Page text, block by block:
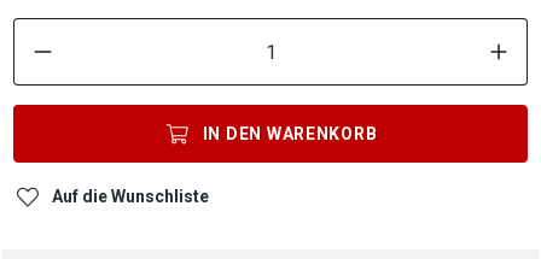
IN DEN WARENKORB
Auf die Wunschliste